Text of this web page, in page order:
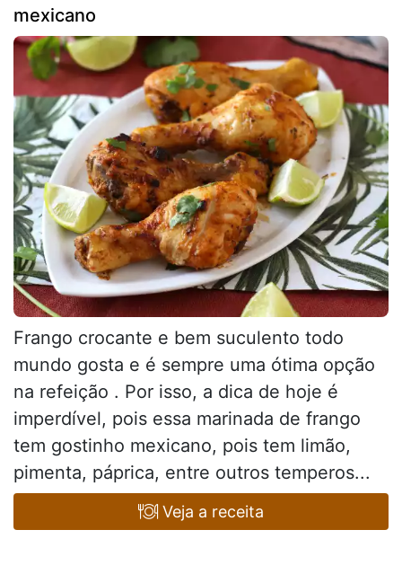
mexicano
Frango crocante e bem suculento todo
mundo gosta e é sempre uma ótima opção
na refeição . Por isso, a dica de hoje é
imperdível, pois essa marinada de frango
tem gostinho mexicano, pois tem limão,
pimenta, páprica, entre outros temperos...
Veja a receita